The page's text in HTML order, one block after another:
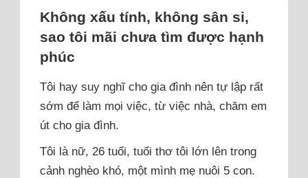
Không xấu tính, không sân si,
sao tôi mãi chưa tìm được hạnh
phúc
Tôi hay suy nghĩ cho gia đình nên tự lập rất
sớm để làm mọi việc, từ việc nhà, chăm em
út cho gia đình.
Tôi là nữ, 26 tuổi, tuổi thơ tôi lớn lên trong
cảnh nghèo khó, một mình mẹ nuôi 5 con.